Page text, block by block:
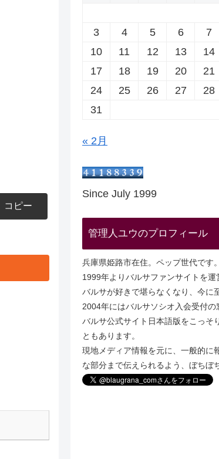
コピー
3
4 5 6 7
10
11 12 13 14
17
18 19 20 21
24
25 26 27 28
31
« 2月
Since July 1999
管理人ユウのプロフィール
兵庫県姫路市在住。ペップ世代です。
1999年よりバルサファンサイトを運
バルサが好きで堪らなくなり、今に
2004年にはバルサソシオ入会受付の
バルサ公式サイト日本語版をこっそ
ともあります。
現地メディア情報を元に、一般的に
な部分まで伝えられるよう、ぼちぼ